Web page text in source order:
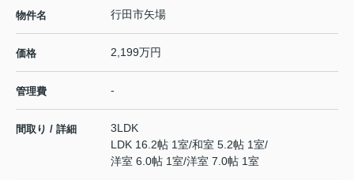
物件名 行田市矢場
価格 2,199万円
管理費 -
間取り / 詳細
3LDK
LDK 16.2帖 1室/和室 5.2帖 1室/
洋室 6.0帖 1室/洋室 7.0帖 1室